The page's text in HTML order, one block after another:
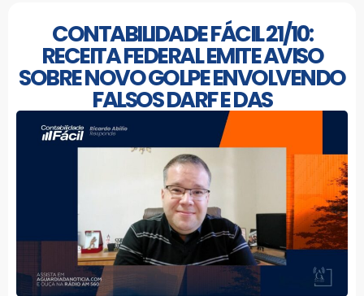
CONTABILIDADE FÁCIL 21/10:
RECEITA FEDERAL EMITE AVISO
SOBRE NOVO GOLPE ENVOLVENDO
FALSOS DARF E DAS